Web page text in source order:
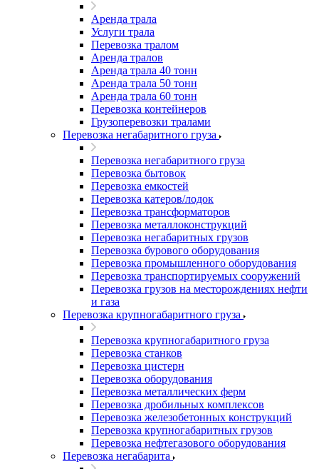
Аренда трала
Услуги трала
Перевозка тралом
Аренда тралов
Аренда трала 40 тонн
Аренда трала 50 тонн
Аренда трала 60 тонн
Перевозка контейнеров
Грузоперевозки тралами
Перевозка негабаритного груза
Перевозка негабаритного груза
Перевозка бытовок
Перевозка емкостей
Перевозка катеров/лодок
Перевозка трансформаторов
Перевозка металлоконструкций
Перевозка негабаритных грузов
Перевозка бурового оборудования
Перевозка промышленного оборудования
Перевозка транспортируемых сооружений
Перевозка грузов на месторождениях нефти
и газа
Перевозка крупногабаритного груза
Перевозка крупногабаритного груза
Перевозка станков
Перевозка цистерн
Перевозка оборудования
Перевозка металлических ферм
Перевозка дробильных комплексов
Перевозка железобетонных конструкций
Перевозка крупногабаритных грузов
Перевозка нефтегазового оборудования
Перевозка негабарита